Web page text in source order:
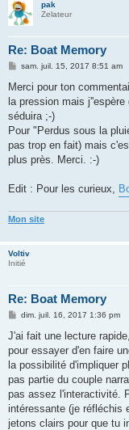
pak
Zelateur
Re: Boat Memory
M
s
a
g
sam. juil. 15, 2017 8:51 am
Merci pour ton
la pression mais
séduira ;-)
Pour "Perdus sous la
pas trop en fait) mais
plus près. Merci. :-)
Edit : Pour les curieux,
Mon site
Voltiv
Initié
Re: Boat Memory
M
s
a
g
e
dim. juil. 16, 2017 1:36 pm
J'ai fait une lecture
pour essayer d'en faire
la possibilité d'impliquer
pas partie du couple
pas assez l'interactivité.
intéressante (je réfléchis
jetons clairs pour que tu